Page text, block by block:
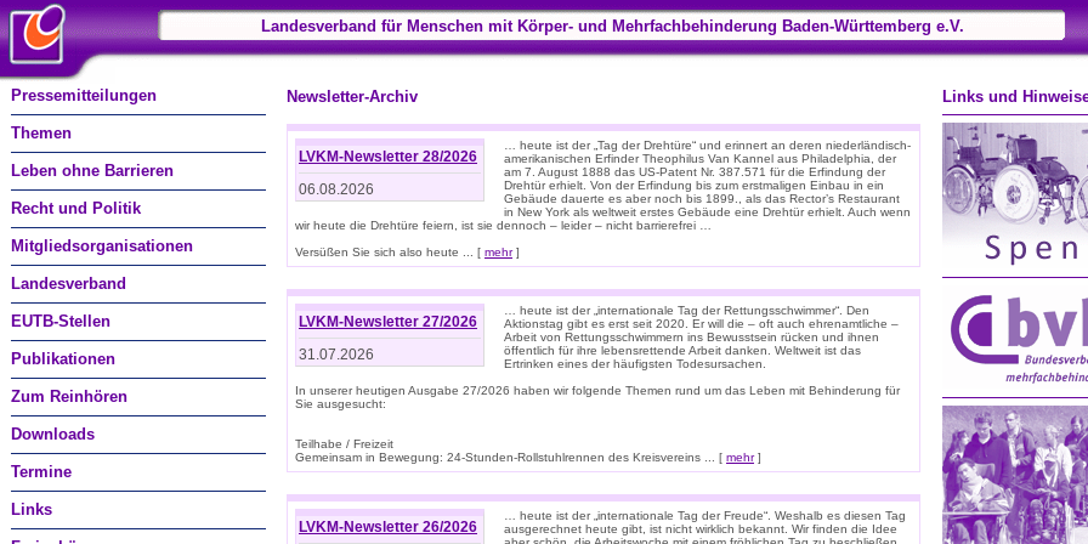
Landesverband für Menschen mit Körper- und Mehrfachbehinderung Baden-Württemberg e.V.
Pressemitteilungen
Themen
Leben ohne Barrieren
Recht und Politik
Mitgliedsorganisationen
Landesverband
EUTB-Stellen
Publikationen
Zum Reinhören
Downloads
Termine
Links
Newsletter-Archiv
LVKM-Newsletter 28/2026
06.08.2026
… heute ist der „Tag der Drehtüre“ und erinnert an deren niederländisch-
amerikanischen Erfinder Theophilus Van Kannel aus Philadelphia, der
am 7. August 1888 das US-Patent Nr. 387.571 für die Erfindung der
Drehtür erhielt. Von der Erfindung bis zum erstmaligen Einbau in ein
Gebäude dauerte es aber noch bis 1899., als das Rector’s Restaurant
in New York als weltweit erstes Gebäude eine Drehtür erhielt. Auch wenn
wir heute die Drehtüre feiern, ist sie dennoch – leider – nicht barrierefrei …
Versüßen Sie sich also heute ... [ mehr]
LVKM-Newsletter 27/2026
31.07.2026
… heute ist der „internationale Tag der Rettungsschwimmer“. Den
Aktionstag gibt es erst seit 2020. Er will die – oft auch ehrenamtliche –
Arbeit von Rettungsschwimmern ins Bewusstsein rücken und ihnen
öffentlich für ihre lebensrettende Arbeit danken. Weltweit ist das
Ertrinken eines der häufigsten Todesursachen.
In unserer heutigen Ausgabe 27/2026 haben wir folgende Themen rund um das Leben mit Behinderung für
Sie ausgesucht:
Teilhabe / Freizeit
Gemeinsam in Bewegung: 24-Stunden-Rollstuhlrennen des Kreisvereins ... [ mehr]
LVKM-Newsletter 26/2026
… heute ist der „internationale Tag der Freude“. Weshalb es diesen Tag
ausgerechnet heute gibt, ist nicht wirklich bekannt. Wir finden die Idee
Links und